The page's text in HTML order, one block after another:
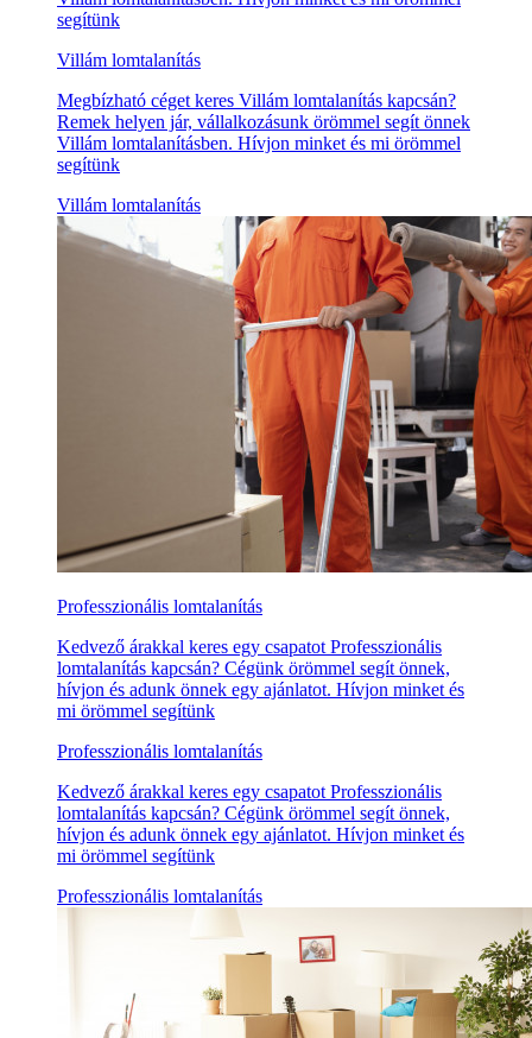
segítünk
Villám lomtalanítás
Megbízható céget keres Villám lomtalanítás kapcsán?
Remek helyen jár, vállalkozásunk örömmel segít önnek
Villám lomtalanításben. Hívjon minket és mi örömmel
segítünk
Villám lomtalanítás
Professzionális lomtalanítás
Kedvező árakkal keres egy csapatot Professzionális
lomtalanítás kapcsán? Cégünk örömmel segít önnek,
hívjon és adunk önnek egy ajánlatot. Hívjon minket és
mi örömmel segítünk
Professzionális lomtalanítás
Kedvező árakkal keres egy csapatot Professzionális
lomtalanítás kapcsán? Cégünk örömmel segít önnek,
hívjon és adunk önnek egy ajánlatot. Hívjon minket és
mi örömmel segítünk
Professzionális lomtalanítás